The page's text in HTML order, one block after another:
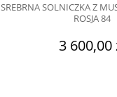
SREBRNA SOLNICZKA Z
ROSJA 84
3 600,00